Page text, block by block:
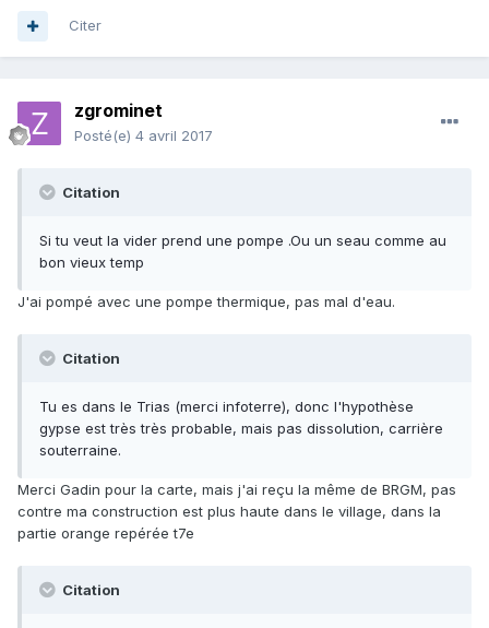
Citer
zgrominet
Posté(e) 4 avril 2017
Citation
Si tu veut la vider prend une pompe .Ou un seau comme au
bon vieux temp
J'ai pompé avec une pompe thermique, pas mal d'eau.
Citation
Tu es dans le Trias (merci infoterre), donc l'hypothèse
gypse est très très probable, mais pas dissolution, carrière
souterraine.
Merci Gadin pour la carte, mais j'ai reçu la même de BRGM, pas
contre ma construction est plus haute dans le village, dans la
partie orange repérée t7e
Citation